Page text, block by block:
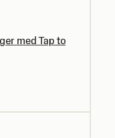
med Tap to